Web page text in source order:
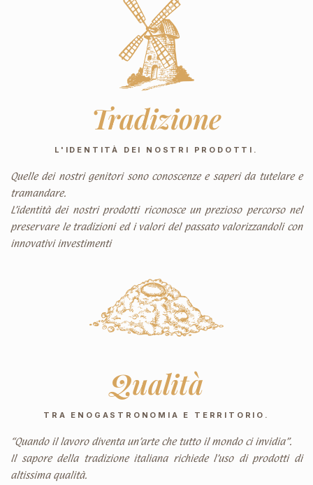
Tradizione
L'IDENTITÀ DEI NOSTRI PRODOTTI.
Quelle dei nostri genitori sono conoscenze e saperi da tutelare e
tramandare.
L’identità dei nostri prodotti riconosce un prezioso percorso nel
preservare le tradizioni ed i valori del passato valorizzandoli con
innovativi investimenti
Qualità
TRA ENOGASTRONOMIA E TERRITORIO.
“Quando il lavoro diventa un’arte che tutto il mondo ci invidia”.
Il sapore della tradizione italiana richiede l’uso di prodotti di
altissima qualità.